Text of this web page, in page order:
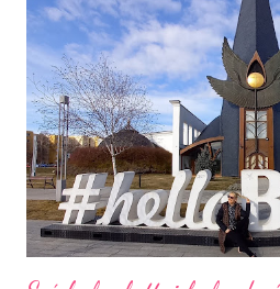
másért meg irány a Kékes,
krémlevesek Van abban valami
egy tál tartalmas és forró
fürdők Azt hiszem ehhez nem is
Hangulatfények mindenhol Bátran
lakásodat, meglátod milyen meghitt
Isteni sütemények Diós, mákos,